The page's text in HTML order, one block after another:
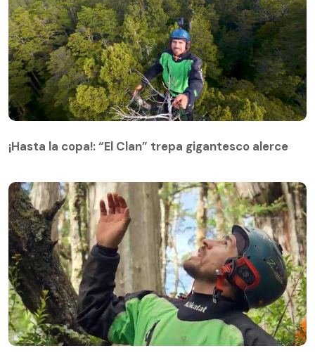
¡Hasta la copa!: “El Clan” trepa gigantesco alerce